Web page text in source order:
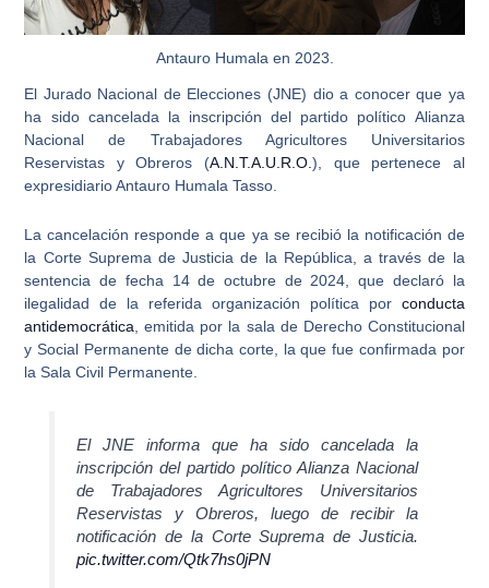
Antauro Humala en 2023.
El Jurado Nacional de Elecciones (JNE) dio a conocer que ya
ha sido cancelada la inscripción del partido político Alianza
Nacional de Trabajadores Agricultores Universitarios
Reservistas y Obreros (A.N.T.A.U.R.O. ) , que pertenece al
expresidiario Antauro Humala Tasso.
La cancelación responde a que ya se recibió la notificación de
la Corte Suprema de Justicia de la República, a través de la
sentencia de fecha 14 de octubre de 2024, que declaró la
ilegalidadde la referida organización política por conducta
antidemocrática , emitida por la sala de Derecho Constitucional
y Social Permanente de dicha corte, la que fue confirmada por
la Sala Civil Permanente.
El JNE informa que ha sido cancelada la
inscripción del partido político Alianza Nacional
de Trabajadores Agricultores Universitarios
Reservistas y Obreros, luego de recibir la
notificación de la Corte Suprema de Justicia.
pic.twitter.com/Qtk7hs0jPN